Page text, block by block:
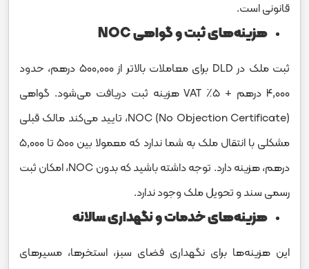
قانونی است.
هزینه‌های ثبت و گواهی NOC
ثبت ملک در DLD برای معاملات بالاتر از ۵۰۰,۰۰۰ درهم، حدود
۴,۰۰۰ درهم + ۵٪ VAT هزینه ثبت دریافت می‌شود. گواهی
(NOC (No Objection Certificate، تایید می‌کند مالک قبلی
مشکلی با انتقال ملک به شما ندارد که معمولا بین ۵۰۰ تا ۵,۰۰۰
درهم، هزینه دارد. توجه داشته باشید که بدون NOC، امکان ثبت
رسمی سند و تحویل ملک وجود ندارد.
هزینه‌های خدمات و نگهداری سالانه
این هزینه‌ها برای نگهداری فضای سبز، استخرها، مسیرهای